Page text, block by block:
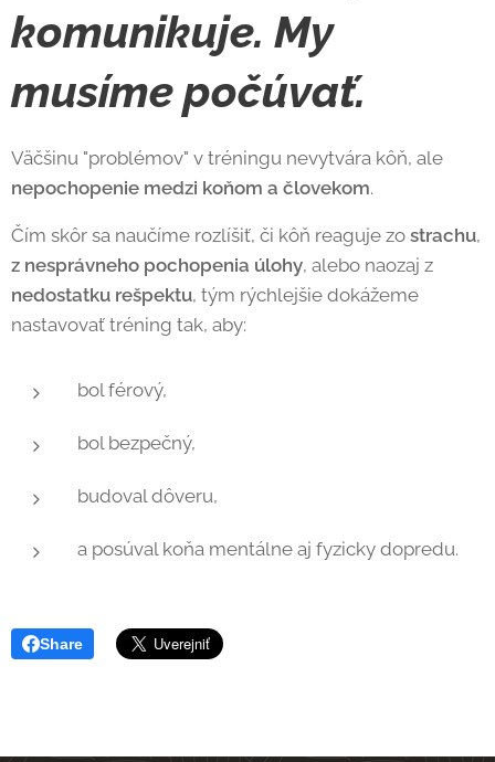
komunikuje. My
musíme počúvať.
Väčšinu "problémov" v tréningu nevytvára kôň, ale
nepochopenie medzi koňom a človekom.
Čím skôr sa naučíme rozlíšiť, či kôň reaguje zo strachu,
z nesprávneho pochopenia úlohy, alebo naozaj z
nedostatku rešpektu, tým rýchlejšie dokážeme
nastavovať tréning tak, aby:
bol férový,
bol bezpečný,
budoval dôveru,
a posúval koňa mentálne aj fyzicky dopredu.
Share